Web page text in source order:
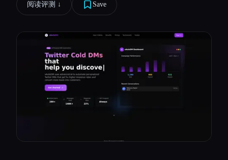
比较工具
所有分类
阅读评测 ↓︎ Save